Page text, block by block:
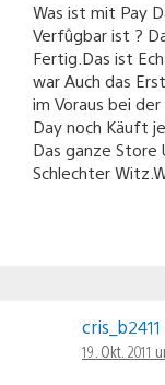
Was ist mit Pay
Verfûgbar ist ?
Fertig.Das ist
war Auch das
im Voraus bei der
Day noch Käuft
Das ganze Store
Schlechter
cris_b2411
19. Okt. 2011